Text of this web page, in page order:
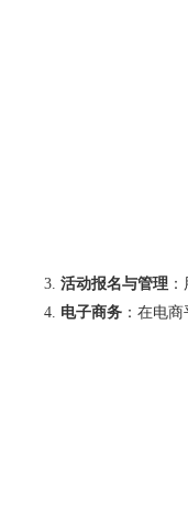
活动报名与管理
电子商务 ：在电